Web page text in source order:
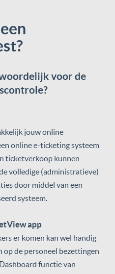
voor de
jouw online
online e-ticketing systeem
ticketverkoop kunnen
volledige (administratieve)
door middel van een
systeem.
app
er komen kan wel handig
de personeel bezettingen
functie van